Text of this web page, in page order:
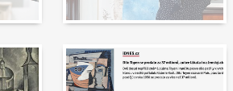
Written about us